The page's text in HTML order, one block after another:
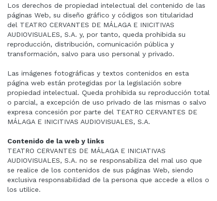
Los derechos de propiedad intelectual del contenido de las
páginas Web, su diseño gráfico y códigos son titularidad
del TEATRO CERVANTES DE MÁLAGA E INICITIVAS
AUDIOVISUALES, S.A. y, por tanto, queda prohibida su
reproducción, distribución, comunicación pública y
transformación, salvo para uso personal y privado.
Las imágenes fotográficas y textos contenidos en esta
página web están protegidas por la legislación sobre
propiedad intelectual. Queda prohibida su reproducción total
o parcial, a excepción de uso privado de las mismas o salvo
expresa concesión por parte del TEATRO CERVANTES DE
MÁLAGA E INICITIVAS AUDIOVISUALES, S.A.
Contenido de la web y links
TEATRO CERVANTES DE MÁLAGA E INICIATIVAS
AUDIOVISUALES, S.A. no se responsabiliza del mal uso que
se realice de los contenidos de sus páginas Web, siendo
exclusiva responsabilidad de la persona que accede a ellos o
los utilice.